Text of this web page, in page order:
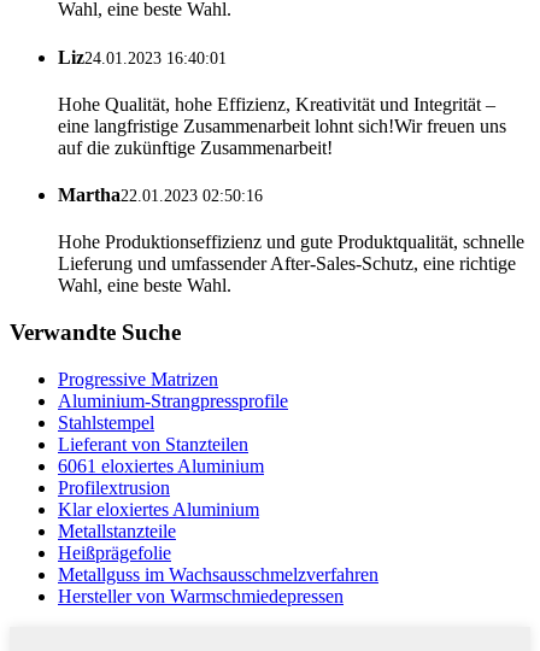
Wahl, eine beste Wahl.
Liz24.01.2023 16:40:01
Hohe Qualität, hohe Effizienz, Kreativität und Integrität –
eine langfristige Zusammenarbeit lohnt sich!Wir freuen uns
auf die zukünftige Zusammenarbeit!
Martha22.01.2023 02:50:16
Hohe Produktionseffizienz und gute Produktqualität, schnelle
Lieferung und umfassender After-Sales-Schutz, eine richtige
Wahl, eine beste Wahl.
Verwandte Suche
Progressive Matrizen
Aluminium-Strangpressprofile
Stahlstempel
Lieferant von Stanzteilen
6061 eloxiertes Aluminium
Profilextrusion
Klar eloxiertes Aluminium
Metallstanzteile
Heißprägefolie
Metallguss im Wachsausschmelzverfahren
Hersteller von Warmschmiedepressen